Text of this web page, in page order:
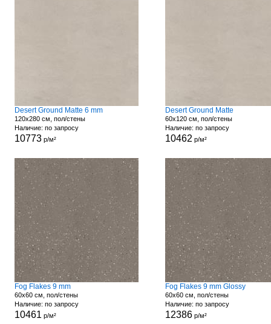
Desert Ground Matte 6 mm
120x280 см, пол/стены
Наличие: по запросу
10773р/м²
Desert Ground Matte
60x120 см, пол/стены
Наличие: по запросу
10462 р/м²
Fog Flakes 9 mm
60x60 см, пол/стены
Наличие: по запросу
10461 р/м²
Fog Flakes 9 mm Glossy
60x60 см, пол/стены
Наличие: по запросу
12386р/м²